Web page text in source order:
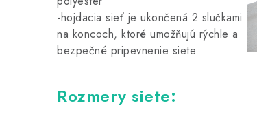
-hojdacia sieť je ukončená 2 slučkami
na koncoch, ktoré umožňujú rýchle a
bezpečné pripevnenie siete
Rozmery siete: